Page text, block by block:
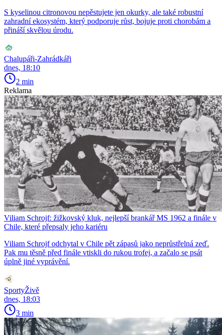
S kyselinou citronovou nepěstujete jen okurky, ale také robustní
zahradní ekosystém, který podporuje růst, bojuje proti chorobám a
přináší skvělou úrodu.
Chalupáři-Zahrádkáři
dnes, 18:10
2 min
Reklama
Viliam Schrojf: žižkovský kluk, nejlepší brankář MS 1962 a finále v
Chile, které přepsaly jeho kariéru
Viliam Schrojf odchytal v Chile pět zápasů jako neprůstřelná zeď.
Pak mu těsně před finále vtiskli do rukou trofej, a začalo se psát
úplně jiné vyprávění.
SportyŽivě
dnes, 18:03
3 min